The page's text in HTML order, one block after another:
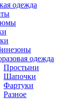
одежда
одежда
Простыни
Шапочки
Фартуки
Разное